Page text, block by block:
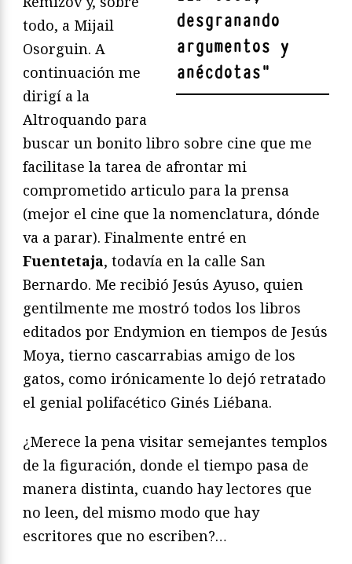
desgranando
argumentos y
anécdotas"
todo, a Mijail
Osorguin. A
continuación me
dirigí a la
Altroquando para
buscar un bonito libro sobre cine que me
facilitase la tarea de afrontar mi
comprometido articulo para la prensa
(mejor el cine que la nomenclatura, dónde
va a parar). Finalmente entré en
Fuentetaja, todavía en la calle San
Bernardo. Me recibió Jesús Ayuso, quien
gentilmente me mostró todos los libros
editados por Endymion en tiempos de Jesús
Moya, tierno cascarrabias amigo de los
gatos, como irónicamente lo dejó retratado
el genial polifacético Ginés Liébana.
¿Merece la pena visitar semejantes templos
de la figuración, donde el tiempo pasa de
manera distinta, cuando hay lectores que
no leen, del mismo modo que hay
escritores que no escriben?…